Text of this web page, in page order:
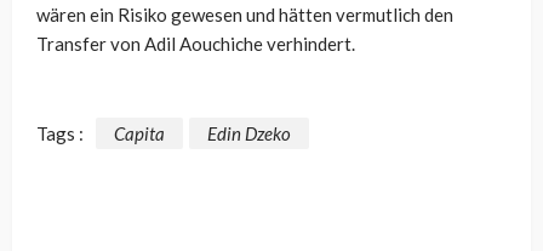
wären ein Risiko gewesen und hätten vermutlich den
Transfer von Adil Aouchiche verhindert.
Tags : Capita Edin Dzeko